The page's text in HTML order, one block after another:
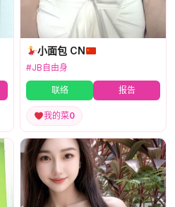
小面包 CN
#JB自由身
联络 报告
我的菜0